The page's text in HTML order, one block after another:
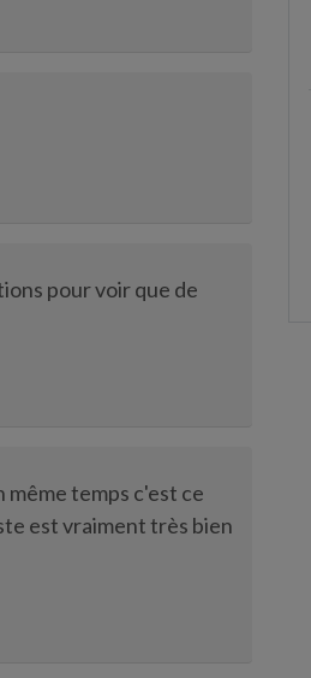
pour voir que de
même temps c'est ce
est vraiment très bien